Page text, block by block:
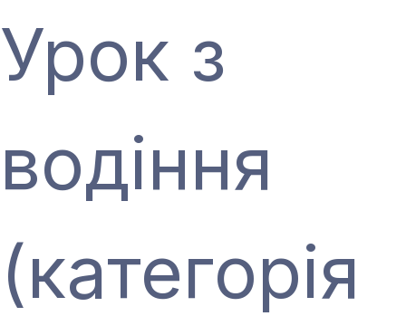
Урок з
водіння
(категорія